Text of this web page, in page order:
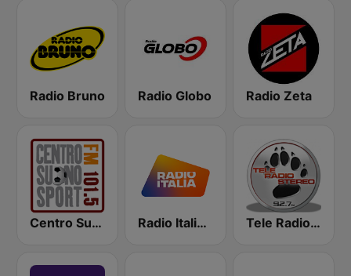
Radio Bruno Radio Globo Radio Zeta
Centro Suono Sport Radio Italia solomusicaitaliana Tele Radio Stereo